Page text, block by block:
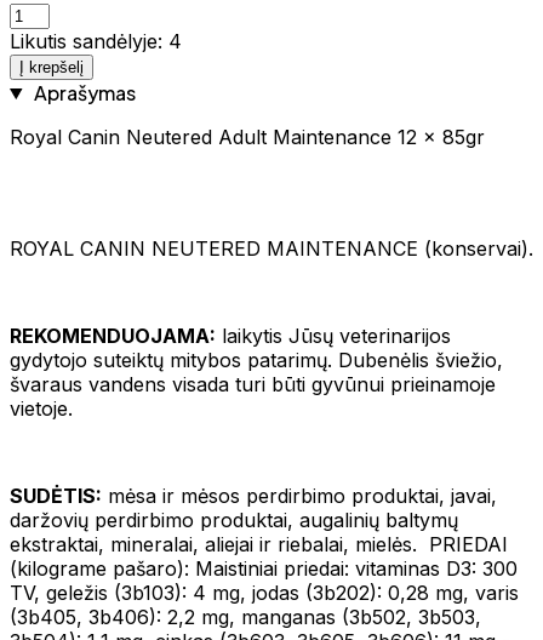
Likutis sandėlyje: 4
Į krepšelį
Aprašymas
Royal Canin Neutered Adult Maintenance 12 x 85gr
ROYAL CANIN NEUTERED MAINTENANCE (konservai).
REKOMENDUOJAMA: laikytis Jūsų veterinarijos
gydytojo suteiktų mitybos patarimų. Dubenėlis šviežio,
švaraus vandens visada turi būti gyvūnui prieinamoje
vietoje.
SUDĖTIS: mėsa ir mėsos perdirbimo produktai, javai,
daržovių perdirbimo produktai, augalinių baltymų
ekstraktai, mineralai, aliejai ir riebalai, mielės. PRIEDAI
(kilograme pašaro): Maistiniai priedai: vitaminas D3: 300
TV, geležis (3b103): 4 mg, jodas (3b202): 0,28 mg, varis
(3b405, 3b406): 2,2 mg, manganas (3b502, 3b503,